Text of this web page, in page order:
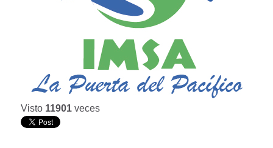
Visto 11901 veces